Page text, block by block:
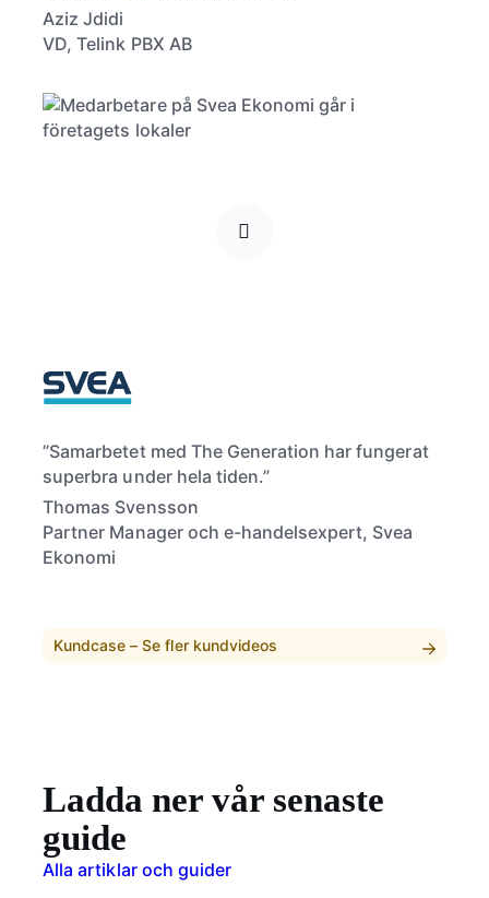
Aziz Jdidi
VD, Telink PBX AB
”Samarbetet med The Generation har fungerat
superbra under hela tiden.”
Thomas Svensson
Partner Manager och e-handelsexpert, Svea
Ekonomi
Kundcase – Se fler kundvideos
Ladda ner vår senaste
guide
Alla artiklar och guider